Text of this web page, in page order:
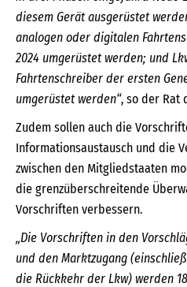
diesem Gerät ausgerüstet
analogen oder digitalen
2024 umgerüstet werden; und
Fahrtenschreiber der ersten
umgerüstet werden“, so der Rat
Zudem sollen auch die
Informationsaustausch und die
zwischen den Mitgliedstaaten
die grenzüberschreitende
Vorschriften verbessern.
„Die Vorschriften in den
und den Marktzugang
die Rückkehr der Lkw) werden